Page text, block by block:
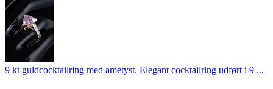
9 kt guldcocktailring med ametyst. Elegant cocktailring udført i 9 ...